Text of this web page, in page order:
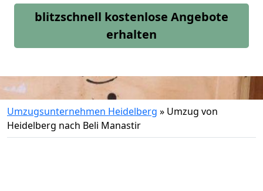
blitzschnell kostenlose Angebote
erhalten
Umzugsunternehmen Heidelberg » Umzug von
Heidelberg nach Beli Manastir